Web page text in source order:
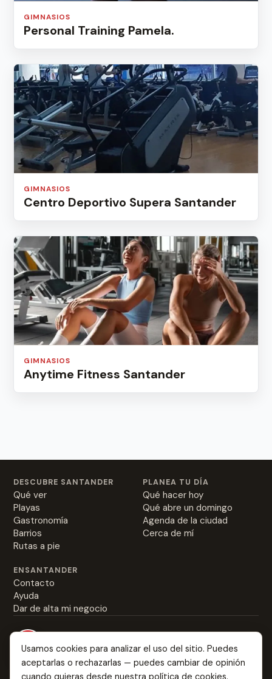
GIMNASIOS
Personal Training Pamela.
GIMNASIOS
Centro Deportivo Supera Santander
GIMNASIOS
Anytime Fitness Santander
DESCUBRE SANTANDER
Qué ver
Playas
Gastronomía
Barrios
Rutas a pie
PLANEA TU DÍA
Qué hacer hoy
Qué abre un domingo
Agenda de la ciudad
Cerca de mí
ENSANTANDER
Contacto
Ayuda
Dar de alta mi negocio
Everything about Santander: from the best rabas to
Usamos cookies para analizar el uso del sitio. Puedes
aceptarlas o rechazarlas — puedes cambiar de opinión
cuando quieras desde nuestra política de cookies.